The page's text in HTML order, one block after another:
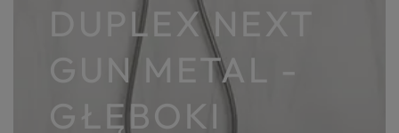
DUPLEX NEXT
GUN METAL -
GŁĘBOKI